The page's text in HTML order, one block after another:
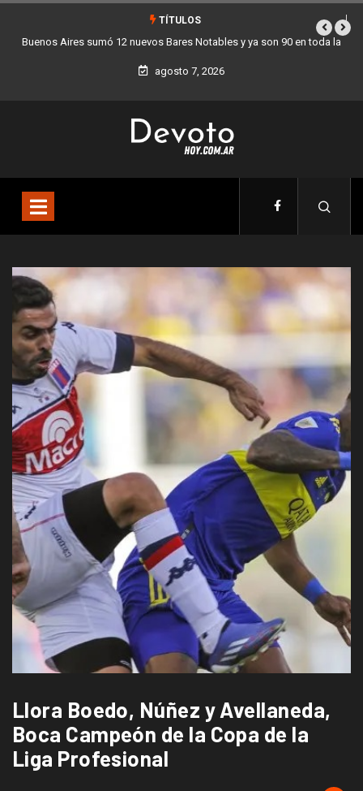
TÍTULOS
Los stands móviles de la Ciudad llegan esta semana a Villa Devoto
agosto 7, 2026
Llora Boedo, Núñez y Avellaneda,
Boca Campeón de la Copa de la
Liga Profesional